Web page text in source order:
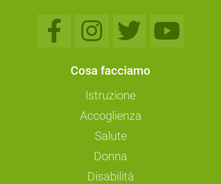
Cosa facciamo
Istruzione
Accoglienza
Salute
Donna
Disabilità